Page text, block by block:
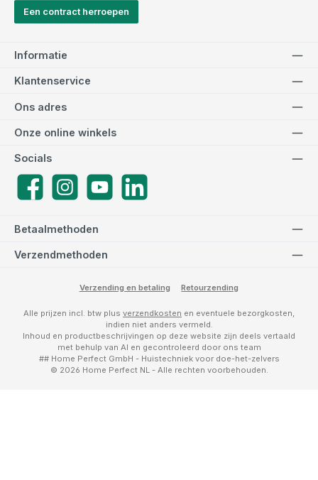
Een contract herroepen
Informatie
Klantenservice
Betaalmethoden
Verzendmethoden
Ons adres
Socials
FacebookInstagramYouTube LinkedIn
Onze online winkels
Verzending en betaling Retourzending
Alle prijzen incl. btw plus verzendkosten en eventuele bezorgkosten,
indien niet anders vermeld.
Inhoud en productbeschrijvingen op deze website zijn deels vertaald
met behulp van AI en gecontroleerd door ons team
## Home Perfect GmbH - Huistechniek voor doe-het-zelvers
© 2026 Home Perfect NL - Alle rechten voorbehouden.